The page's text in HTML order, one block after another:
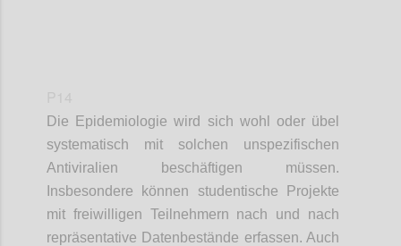
Die Epidemiologie wird sich wohl oder übel
systematisch mit solchen unspezifischen
Antiviralien beschäftigen müssen.
Insbesondere können studentische Projekte
mit freiwilligen Teilnehmern nach und nach
repräsentative Datenbestände erfassen. Auch